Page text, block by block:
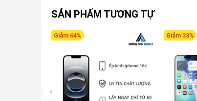
SẢN PHẨM TƯƠNG TỰ
Giảm 64% Giảm 33%